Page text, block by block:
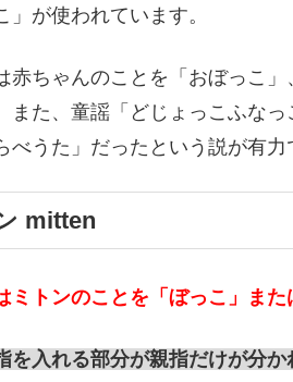
」が使われています。
赤ちゃんのことを「おぼっこ
また、童謡「どじょっこふな
べうた」だったという説が有力
mitten
ミトンのことを「ぼっこ」また
を入れる部分が親指だけが分